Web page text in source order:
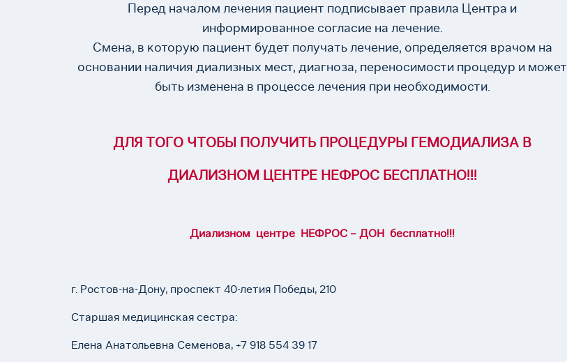
Перед началом лечения пациент подписывает правила Центра и
информированное согласие на лечение.
Смена, в которую пациент будет получать лечение, определяется врачом на
основании наличия диализных мест, диагноза, переносимости процедур и может
быть изменена в процессе лечения при необходимости.
ДЛЯ ТОГО ЧТОБЫ ПОЛУЧИТЬ ПРОЦЕДУРЫ ГЕМОДИАЛИЗА В
ДИАЛИЗНОМ ЦЕНТРЕ НЕФРОС БЕСПЛАТНО!!!
Диализном центре НЕФРОС – ДОН бесплатно!!!
г. Ростов-на-Дону, проспект 40-летия Победы, 210
Старшая медицинская сестра:
Елена Анатольевна Семенова, +7 918 554 39 17